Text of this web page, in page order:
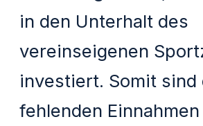
in den Unterhalt des
vereinseigenen
investiert. Somit sind
fehlenden